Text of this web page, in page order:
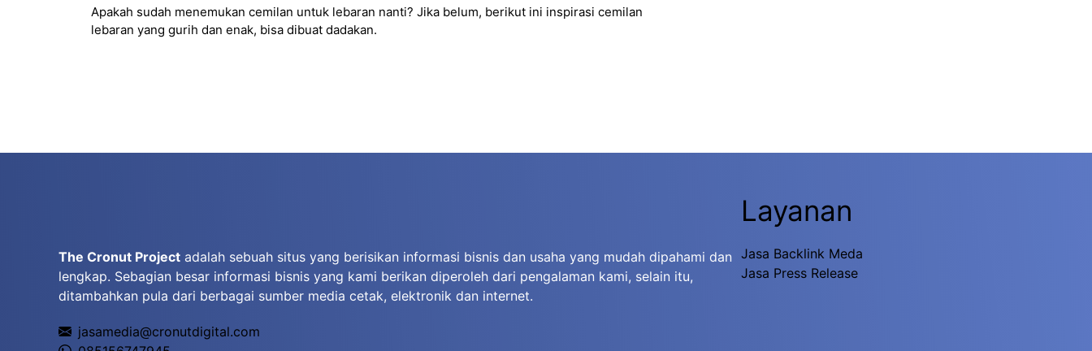
Apakah sudah menemukan cemilan untuk lebaran nanti? Jika belum, berikut ini inspirasi cemilan
lebaran yang gurih dan enak, bisa dibuat dadakan.
The Cronut Project adalah sebuah situs yang berisikan informasi bisnis dan usaha yang mudah dipahami dan
lengkap. Sebagian besar informasi bisnis yang kami berikan diperoleh dari pengalaman kami, selain itu,
ditambahkan pula dari berbagai sumber media cetak, elektronik dan internet.
jasamedia@cronutdigital.com
Layanan
Jasa Backlink Meda
Jasa Press Release